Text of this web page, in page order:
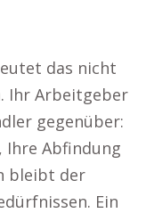
das nicht
Ihr Arbeitgeber
gegenüber:
Ihre Abfindung
bleibt der
Ein